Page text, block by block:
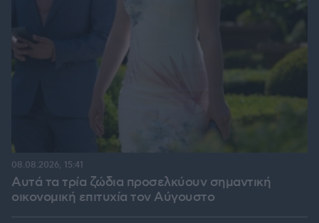
Αυτά τα τρία ζώδια προσελκύουν σημαντική
οικονομική επιτυχία τον Αύγουστο
08.08.2026, 15:41